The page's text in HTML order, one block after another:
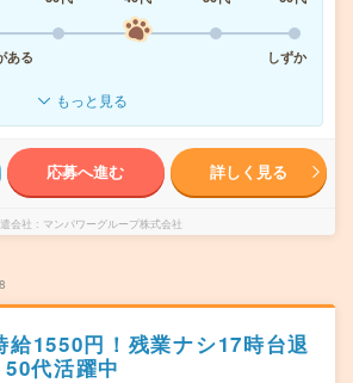
ある
しずか
もっと見る
応募へ進む 詳しく見る
会社 マンパワーグループ株式会社
給1550円！残業ナシ17時台退
代活躍中